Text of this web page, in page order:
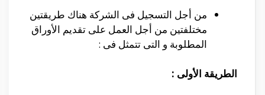
من أجل التسجيل فى الشركة هناك طريقتين
مختلفتين من أجل العمل على تقديم الأوراق
المطلوبة و التى تتمثل فى :
الطريقة الأولى :